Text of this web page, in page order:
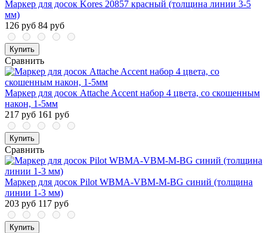
Маркер для досок Kores 20857 красный (толщина линии 3-5
мм)
126 руб 84 руб
Купить
Сравнить
Маркер для досок Attache Accent набор 4 цвета, со скошенным
након, 1-5мм
217 руб 161 руб
Купить
Сравнить
Маркер для досок Pilot WBMA-VBM-M-BG синий (толщина
линии 1-3 мм)
203 руб 117 руб
Купить